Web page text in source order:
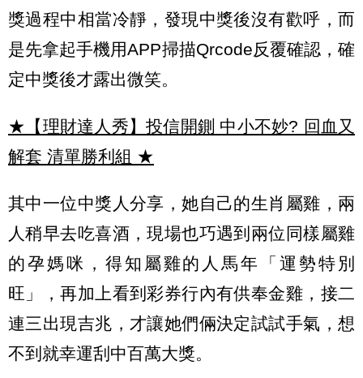
獎過程中相當冷靜，發現中獎後沒有歡呼，而
是先拿起手機用APP掃描Qrcode反覆確認，確
定中獎後才露出微笑。
★【理財達人秀】投信開鍘 中小不妙? 回血又
解套 清單勝利組 ★
其中一位中獎人分享，她自己的生肖屬雞，兩
人稍早去吃喜酒，現場也巧遇到兩位同樣屬雞
的孕媽咪，得知屬雞的人馬年「運勢特別
旺」，再加上看到彩券行內有供奉金雞，接二
連三出現吉兆，才讓她們倆決定試試手氣，想
不到就幸運刮中百萬大獎。